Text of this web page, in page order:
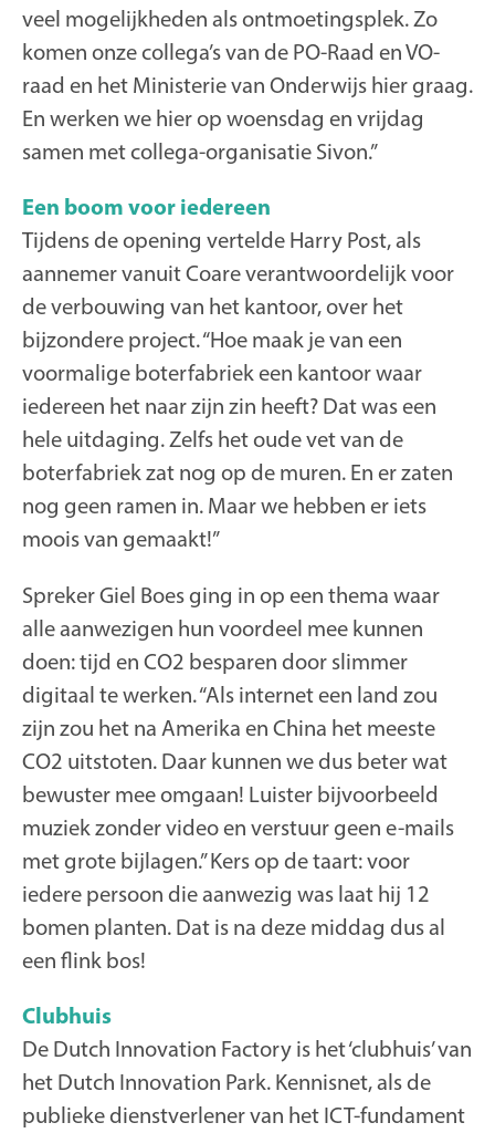
veel mogelijkheden als ontmoetingsplek. Zo
komen onze collega’s van de PO-Raad en VO-
raad en het Ministerie van Onderwijs hier graag.
En werken we hier op woensdag en vrijdag
samen met collega-organisatie Sivon.”
Een boom voor iedereen
Tijdens de opening vertelde Harry Post, als
aannemer vanuit Coare verantwoordelijk voor
de verbouwing van het kantoor, over het
bijzondere project. “Hoe maak je van een
voormalige boterfabriek een kantoor waar
iedereen het naar zijn zin heeft? Dat was een
hele uitdaging. Zelfs het oude vet van de
boterfabriek zat nog op de muren. En er zaten
nog geen ramen in. Maar we hebben er iets
moois van gemaakt!”
Spreker Giel Boes ging in op een thema waar
alle aanwezigen hun voordeel mee kunnen
doen: tijd en CO2 besparen door slimmer
digitaal te werken. “Als internet een land zou
zijn zou het na Amerika en China het meeste
CO2 uitstoten. Daar kunnen we dus beter wat
bewuster mee omgaan! Luister bijvoorbeeld
muziek zonder video en verstuur geen e-mails
met grote bijlagen.” Kers op de taart: voor
iedere persoon die aanwezig was laat hij 12
bomen planten. Dat is na deze middag dus al
een flink bos!
Clubhuis
De Dutch Innovation Factory is het ‘clubhuis’ van
het Dutch Innovation Park. Kennisnet, als de
publieke dienstverlener van het ICT-fundament